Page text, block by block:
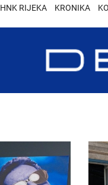
HNK RIJEKA KRONIKA